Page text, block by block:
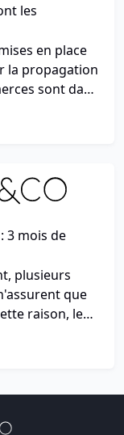
les
en place
la propagation
sont dans
continuer à
3 mois de
plusieurs
que
raison, le
véhicules